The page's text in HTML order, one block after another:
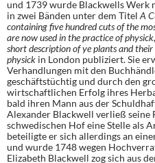
und 1739 wurde Blackwells Werk
in zwei Bänden unter dem Titel A
containing five hundred cuts of the
are now used in the practice of
short description of ye plants and their
physick in London publiziert. Sie
Verhandlungen mit den
geschäftstüchtig und durch den
wirtschaftlichen Erfolg ihres
bald ihren Mann aus der
Alexander Blackwell verließ seine
schwedischen Hof eine Stelle als
beteiligte er sich allerdings an
und wurde 1748 wegen
Elizabeth Blackwell zog sich aus